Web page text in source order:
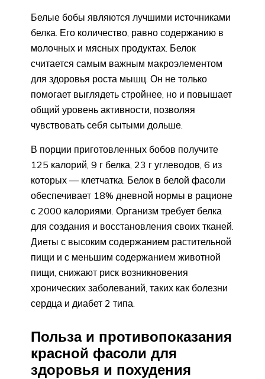
Белые бобы являются лучшими источниками
белка. Его количество, равно содержанию в
молочных и мясных продуктах. Белок
считается самым важным макроэлементом
для здоровья роста мышц. Он не только
помогает выглядеть стройнее, но и повышает
общий уровень активности, позволяя
чувствовать себя сытыми дольше.
В порции приготовленных бобов получите
125 калорий, 9 г белка, 23 г углеводов, 6 из
которых — клетчатка. Белок в белой фасоли
обеспечивает 18% дневной нормы в рационе
с 2000 калориями. Организм требует белка
для создания и восстановления своих тканей.
Диеты с высоким содержанием растительной
пищи и с меньшим содержанием животной
пищи, снижают риск возникновения
хронических заболеваний, таких как болезни
сердца и диабет 2 типа.
Польза и противопоказания
красной фасоли для
здоровья и похудения